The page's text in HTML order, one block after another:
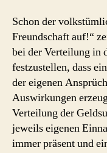
Schon der
Freundschaft auf!“
bei der Verteilung in
festzustellen, dass
der eigenen
Auswirkungen
Verteilung der
jeweils eigenen
immer präsent und